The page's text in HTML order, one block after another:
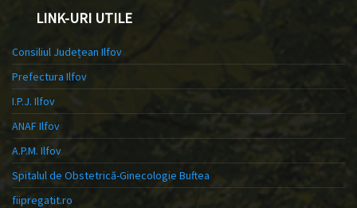
LINK-URI UTILE
Consiliul Județean Ilfov
Prefectura Ilfov
I.P.J. Ilfov
ANAF Ilfov
A.P.M. Ilfov
Spitalul de Obstetrică-Ginecologie Buftea
fiipregatit.ro